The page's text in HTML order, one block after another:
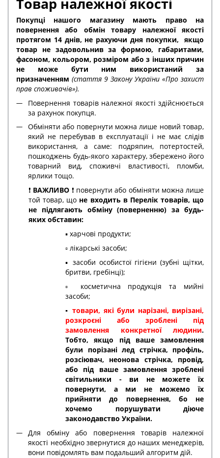
Товар належної якості
Покупці нашого магазину мають право на
повернення або обмін товару належної якості
протягом 14 днів, не рахуючи дня покупки,
якщо
товар не задовольнив за формою, габаритами,
фасоном, кольором, розміром або з інших причин
не може бути ним використаний за
призначенням (стаття 9 Закону України «Про захист
прав споживачів»).
Повернення товарів належної якості здійснюється
за рахунок покупця.
Обміняти або повернути можна лише новий товар,
який не перебував в експлуатації і не має слідів
використання, а саме: подряпин, потертостей,
пошкоджень будь-якого характеру, збережено його
товарний вид, споживчі властивості, пломби,
ярлики тощо.
❗️ ВАЖЛИВО ❗️ повернути або обміняти можна лише
той товар, що не входить в Перелік товарів, що
не підлягають обміну (поверненню) за будь-
яких обставин:
▪️ харчові продукти;
▫️ лікарські засоби;
▪️ засоби особистої гігієни (зубні щітки,
бритви, гребінці);
▫️ косметична продукція та мийні
засоби;
▪️ товари, які були нарізані, вирізані,
розкроєні або зроблені під
замовлення конкретної людини.
Тобто, якщо під ваше замовлення
були порізані лед стрічка, профіль,
розсіювач, неонова стрічка, провід,
або під ваше замовлення зроблені
світильники - ви не можете їх
повернути, а ми не можемо їх
прийняти до повернення, бо не
хочемо порушувати діюче
законодавство України.
Для обміну або повернення товарів належної
якості необхідно звернутися до наших менеджерів,
вони повідомлять вам подальший алгоритм дій.